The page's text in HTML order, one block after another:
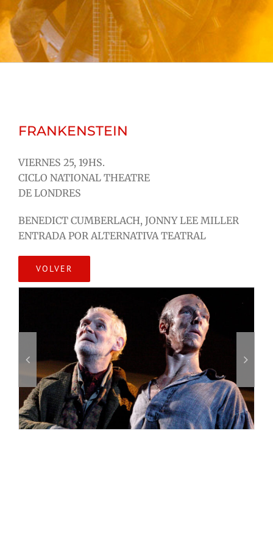
FRANKENSTEIN
VIERNES 25, 19HS.
CICLO NATIONAL THEATRE
DE LONDRES
BENEDICT CUMBERLACH, JONNY LEE MILLER
ENTRADA POR ALTERNATIVA TEATRAL
VOLVER